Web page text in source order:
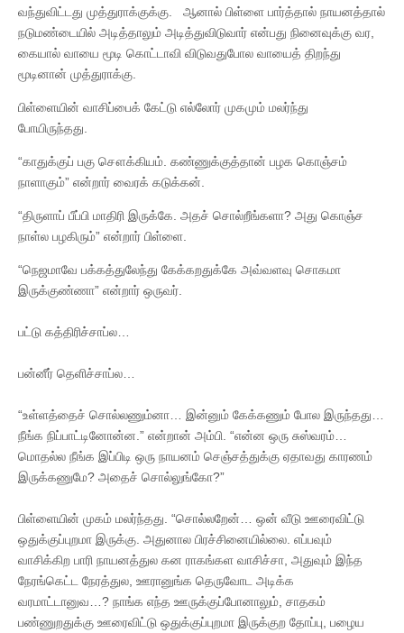
வந்துவிட்டது முத்துராக்குக்கு. ஆனால் பிள்ளை பார்த்தால் நாயனத்தால்
நடுமண்டையில் அடித்தாலும் அடித்துவிடுவார் என்பது நினைவுக்கு வர,
கையால் வாயை மூடி கொட்டாவி விடுவதுபோல வாயைத் திறந்து
மூடினான் முத்துராக்கு.
பிள்ளையின் வாசிப்பைக் கேட்டு எல்லோர் முகமும் மலர்ந்து
போயிருந்தது.
“காதுக்குப் பகு சௌக்கியம். கண்ணுக்குத்தான் பழக கொஞ்சம்
நாளாகும்” என்றார் வைரக் கடுக்கன்.
“திருளாப் பீப்பி மாதிரி இருக்கே. அதச் சொல்றீங்களா? அது கொஞ்ச
நாள்ல பழகிரும்” என்றார் பிள்ளை.
“நெஜமாவே பக்கத்துலேந்து கேக்கறதுக்கே அவ்வளவு சொகமா
இருக்குண்ணா” என்றார் ஒருவர்.
பட்டு கத்திரிச்சாப்ல…
பன்னீர் தெளிச்சாப்ல…
“உள்ளத்தைச் சொல்லணும்னா… இன்னும் கேக்கணும் போல இருந்தது…
நீங்க நிப்பாட்டினோன்ன.” என்றான் அம்பி. “என்ன ஒரு சுஸ்வரம்…
மொதல்ல நீங்க இப்பிடி ஒரு நாயனம் செஞ்சத்துக்கு ஏதாவது காரணம்
இருக்கணுமே? அதைச் சொல்லுங்கோ?”
பிள்ளையின் முகம் மலர்ந்தது. “சொல்லறேன்… ஒன் வீடு ஊரைவிட்டு
ஒதுக்குப்புறமா இருக்கு. அதுனால பிரச்சினையில்லை. எப்பவும்
வாசிக்கிற பாரி நாயனத்துல கன ராகங்கள வாசிச்சா, அதுவும் இந்த
நேரங்கெட்ட நேரத்துல, ஊரானுங்க தெருவோட அடிக்க
வரமாட்டானுவ…? நாங்க எந்த ஊருக்குப்போனாலும், சாதகம்
பண்ணுறதுக்கு ஊரைவிட்டு ஒதுக்குப்புறமா இருக்குற தோப்பு, பழைய